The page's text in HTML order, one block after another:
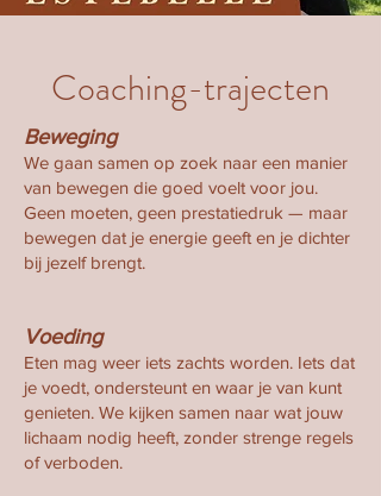
Coaching-trajecten
Beweging
We gaan samen op zoek naar een manier
van bewegen die goed voelt voor jou.
Geen moeten, geen prestatiedruk — maar
bewegen dat je energie geeft en je dichter
bij jezelf brengt.
Voeding
Eten mag weer iets zachts worden. Iets dat
je voedt, ondersteunt en waar je van kunt
genieten. We kijken samen naar wat jouw
lichaam nodig heeft, zonder strenge regels
of verboden.